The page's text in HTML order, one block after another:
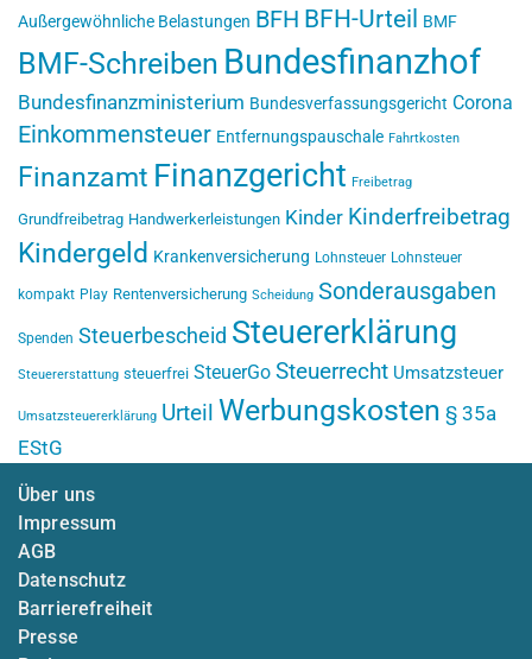
Außergewöhnliche Belastungen BFH BFH-Urteil BMF
BMF-Schreiben Bundesfinanzhof
Bundesfinanzministerium Bundesverfassungsgericht Corona
Einkommensteuer Entfernungspauschale Fahrtkosten
Finanzamt Finanzgericht Freibetrag
Grundfreibetrag Handwerkerleistungen Kinder Kinderfreibetrag
Kindergeld Krankenversicherung Lohnsteuer Lohnsteuer
kompakt Play Rentenversicherung Scheidung Sonderausgaben
Spenden Steuerbescheid Steuererklärung
Steuererstattung steuerfrei SteuerGo Steuerrecht Umsatzsteuer
Umsatzsteuererklärung Urteil Werbungskosten § 35a
EStG
Über uns
Impressum
AGB
Datenschutz
Barrierefreiheit
Presse